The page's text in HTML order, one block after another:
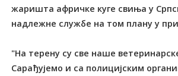
жаришта афричке куге свиња у
надлежне службе на том плану у
"На терену су све наше
Сарађујемо и са полицијским